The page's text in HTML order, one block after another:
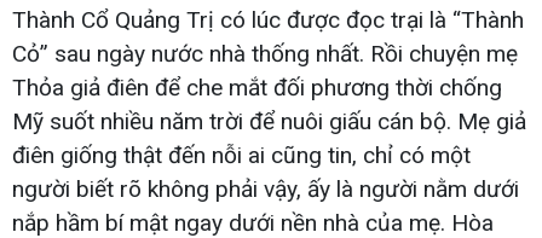
Thành Cổ Quảng Trị có lúc được đọc trại là “Thành
Cỏ” sau ngày nước nhà thống nhất. Rồi chuyện mẹ
Thỏa giả điên để che mắt đối phương thời chống
Mỹ suốt nhiều năm trời để nuôi giấu cán bộ. Mẹ giả
điên giống thật đến nỗi ai cũng tin, chỉ có một
người biết rõ không phải vậy, ấy là người nằm dưới
nắp hầm bí mật ngay dưới nền nhà của mẹ. Hòa